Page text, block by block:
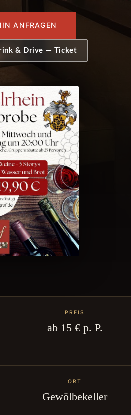
ANFRAGEN
& Drive — Ticket
PREIS
ab 15 € p. P.
ORT
Gewölbekeller